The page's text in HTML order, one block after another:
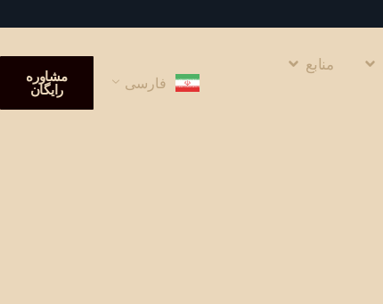
منابع
فارسی مشاوره
رایگان